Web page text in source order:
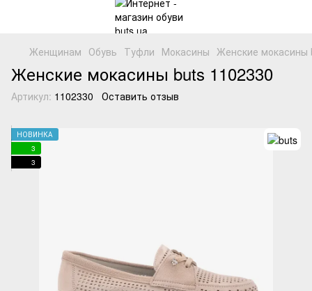
Женщинам Обувь Туфли Мокасины Женские мокасины
Женские мокасины buts 1102330
Артикул: 1102330 Оставить отзыв
НОВИНКА
3
3